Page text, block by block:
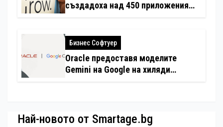
създадоха над 450 приложения
интелект
Бизнес Софтуер
Oracle предоставя моделите
Gemini на Google на хиляди
Най-новото от Smartage.bg